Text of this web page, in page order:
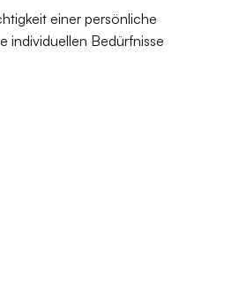
einer persönliche
individuellen Bedürfnisse